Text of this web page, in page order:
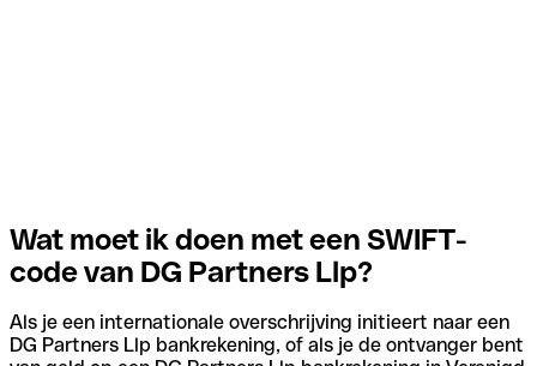
Wat moet ik doen met een SWIFT-
code van DG Partners Llp?
Als je een internationale overschrijving initieert naar een
DG Partners Llp bankrekening, of als je de ontvanger bent